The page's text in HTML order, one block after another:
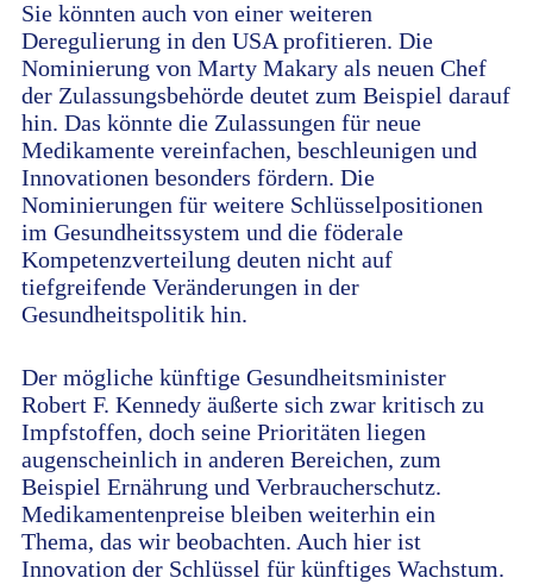
Sie könnten auch von einer weiteren
Deregulierung in den USA profitieren. Die
Nominierung von Marty Makary als neuen Chef
der Zulassungsbehörde deutet zum Beispiel darauf
hin. Das könnte die Zulassungen für neue
Medikamente vereinfachen, beschleunigen und
Innovationen besonders fördern. Die
Nominierungen für weitere Schlüsselpositionen
im Gesundheitssystem und die föderale
Kompetenzverteilung deuten nicht auf
tiefgreifende Veränderungen in der
Gesundheitspolitik hin.
Der mögliche künftige Gesundheitsminister
Robert F. Kennedy äußerte sich zwar kritisch zu
Impfstoffen, doch seine Prioritäten liegen
augenscheinlich in anderen Bereichen, zum
Beispiel Ernährung und Verbraucherschutz.
Medikamentenpreise bleiben weiterhin ein
Thema, das wir beobachten. Auch hier ist
Innovation der Schlüssel für künftiges Wachstum.